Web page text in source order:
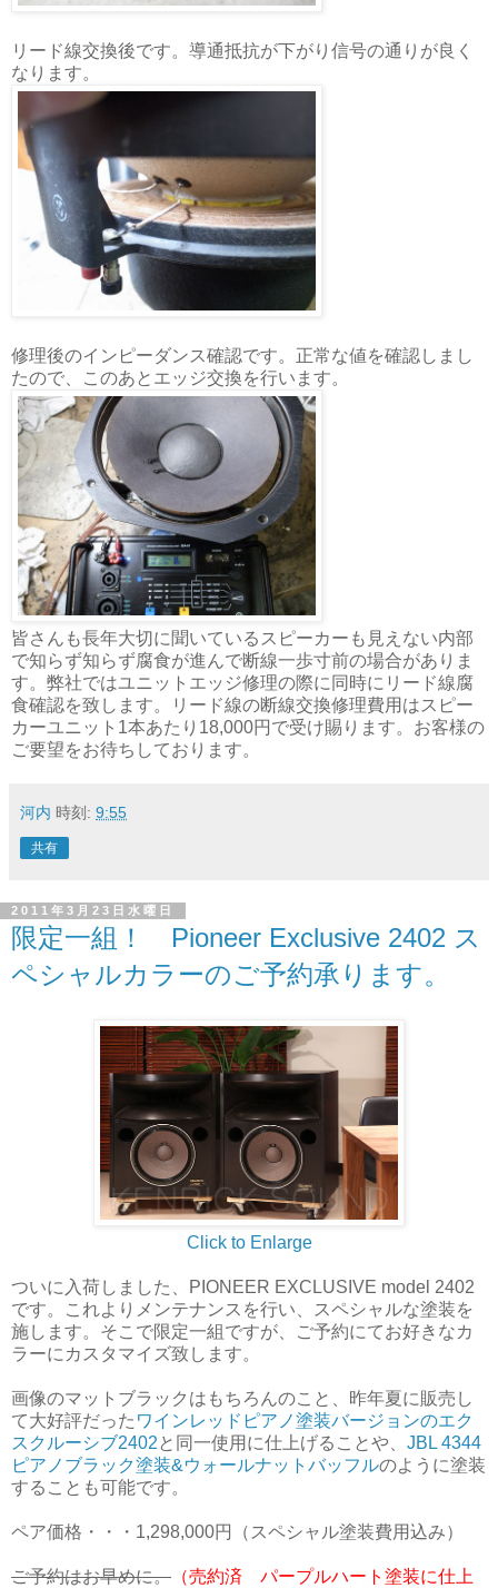
リード線交換後です。導通抵抗が下がり信号の通りが良く
なります。
修理後のインピーダンス確認です。正常な値を確認しまし
たので、このあとエッジ交換を行います。
皆さんも長年大切に聞いているスピーカーも見えない内部
で知らず知らず腐食が進んで断線一歩寸前の場合がありま
す。弊社ではユニットエッジ修理の際に同時にリード線腐
食確認を致します。リード線の断線交換修理費用はスピー
カーユニット1本あたり18,000円で受け賜ります。お客様の
ご要望をお待ちしております。
河内 時刻: 9:55
共有
2011年3月23日水曜日
限定一組！ Pioneer Exclusive 2402 ス
ペシャルカラーのご予約承ります。
Click to Enlarge
ついに入荷しました、PIONEER EXCLUSIVE model 2402
です。これよりメンテナンスを行い、スペシャルな塗装を
施します。そこで限定一組ですが、ご予約にてお好きなカ
ラーにカスタマイズ致します。
画像のマットブラックはもちろんのこと、昨年夏に販売し
て大好評だった ワインレッドピアノ塗装バージョンのエク
スクルーシブ2402 と同一使用に仕上げることや、 JBL 4344
ピアノブラック塗装&ウォールナットバッフルのように塗装
することも可能です。
ペア価格・・・1,298,000円（スペシャル塗装費用込み）
ご予約はお早めに。 （売約済 パープルハート塗装に仕上